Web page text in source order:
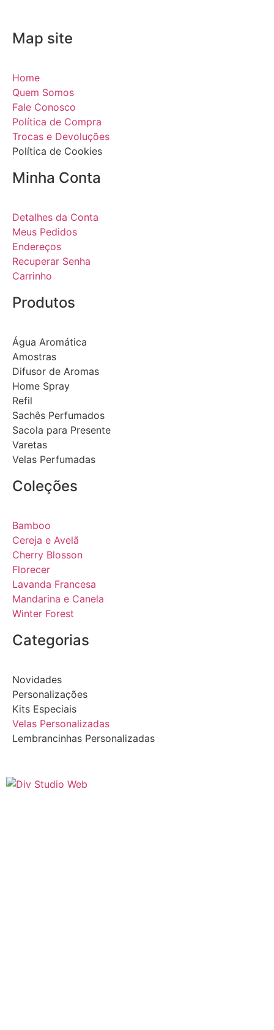
Map site
Home
Quem Somos
Fale Conosco
Política de Compra
Trocas e Devoluções
Política de Cookies
Minha Conta
Detalhes da Conta
Meus Pedidos
Endereços
Recuperar Senha
Carrinho
Produtos
Água Aromática
Amostras
Difusor de Aromas
Home Spray
Refil
Sachês Perfumados
Sacola para Presente
Varetas
Velas Perfumadas
Coleções
Bamboo
Cereja e Avelã
Cherry Blosson
Florecer
Lavanda Francesa
Mandarina e Canela
Winter Forest
Categorias
Novidades
Personalizações
Kits Especiais
Velas Personalizadas
Lembrancinhas Personalizadas